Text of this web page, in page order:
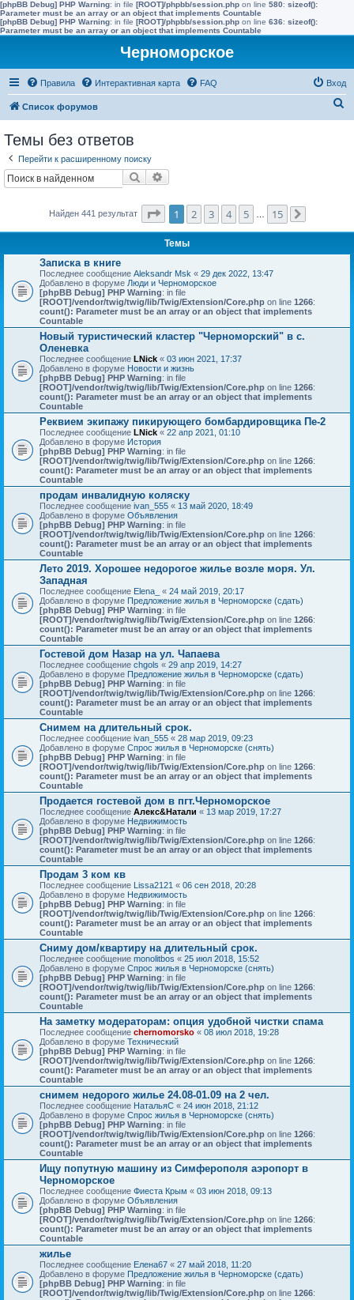
[phpBB Debug] PHP Warning: in file [ROOT]/phpbb/session.php on line 580: sizeof():
Parameter must be an array or an object that implements Countable
[phpBB Debug] PHP Warning: in file [ROOT]/phpbb/session.php on line 636: sizeof():
Parameter must be an array or an object that implements Countable
Черноморское
Правила Интерактивная карта FAQ Вход
Список форумов
Темы без ответов
Перейти к расширенному поиску
Поиск
Найден 441 результат Страница1 из
1 2 3 4 5 15
Темы
Записка в книге
Последнее сообщение Aleksandr Msk « 29 дек 2022, 13:47
Добавлено в форуме Люди и Черноморское
[phpBB Debug] PHP Warning: in file
[ROOT]/vendor/twig/twig/lib/Twig/Extension/Core.php on line 1266:
count(): Parameter must be an array or an object that implements
Countable
Новый туристический кластер "Черноморский" в с.
Оленевка
Последнее сообщение LNick « 03 июн 2021, 17:37
Добавлено в форуме Новости и жизнь
[phpBB Debug] PHP Warning: in file
[ROOT]/vendor/twig/twig/lib/Twig/Extension/Core.php on line 1266:
count(): Parameter must be an array or an object that implements
Countable
Реквием экипажу пикирующего бомбардировщика Пе-2
Последнее сообщение LNick « 22 апр 2021, 01:10
Добавлено в форуме История
[phpBB Debug] PHP Warning: in file
[ROOT]/vendor/twig/twig/lib/Twig/Extension/Core.php on line 1266:
count(): Parameter must be an array or an object that implements
Countable
продам инвалидную коляску
Последнее сообщение ivan_555 « 13 май 2020, 18:49
Добавлено в форуме Объявления
[phpBB Debug] PHP Warning: in file
[ROOT]/vendor/twig/twig/lib/Twig/Extension/Core.php on line 1266:
count(): Parameter must be an array or an object that implements
Countable
Лето 2019. Хорошее недорогое жилье возле моря. Ул.
Западная
Последнее сообщение Elena_ « 24 май 2019, 20:17
Добавлено в форуме Предложение жилья в Черноморске (сдать)
[phpBB Debug] PHP Warning: in file
[ROOT]/vendor/twig/twig/lib/Twig/Extension/Core.php on line 1266:
count(): Parameter must be an array or an object that implements
Countable
Гостевой дом Назар на ул. Чапаева
Последнее сообщение chgols « 29 апр 2019, 14:27
Добавлено в форуме Предложение жилья в Черноморске (сдать)
[phpBB Debug] PHP Warning: in file
[ROOT]/vendor/twig/twig/lib/Twig/Extension/Core.php on line 1266:
count(): Parameter must be an array or an object that implements
Countable
Снимем на длительный срок.
Последнее сообщение ivan_555 « 28 мар 2019, 09:23
Добавлено в форуме Спрос жилья в Черноморске (снять)
[phpBB Debug] PHP Warning: in file
[ROOT]/vendor/twig/twig/lib/Twig/Extension/Core.php on line 1266:
count(): Parameter must be an array or an object that implements
Countable
Продается гостевой дом в пгт.Черноморское
Последнее сообщение Алекс&Натали « 13 мар 2019, 17:27
Добавлено в форуме Недвижимость
[phpBB Debug] PHP Warning: in file
[ROOT]/vendor/twig/twig/lib/Twig/Extension/Core.php on line 1266:
count(): Parameter must be an array or an object that implements
Countable
Продам 3 ком кв
Последнее сообщение Lissa2121 « 06 сен 2018, 20:28
Добавлено в форуме Недвижимость
[phpBB Debug] PHP Warning: in file
[ROOT]/vendor/twig/twig/lib/Twig/Extension/Core.php on line 1266:
count(): Parameter must be an array or an object that implements
Countable
Сниму дом/квартиру на длительный срок.
Последнее сообщение monolitbos « 25 июл 2018, 15:52
Добавлено в форуме Спрос жилья в Черноморске (снять)
[phpBB Debug] PHP Warning: in file
[ROOT]/vendor/twig/twig/lib/Twig/Extension/Core.php on line 1266:
count(): Parameter must be an array or an object that implements
Countable
На заметку модераторам: опция удобной чистки спама
Последнее сообщение chernomorsko « 08 июл 2018, 19:28
Добавлено в форуме Технический
[phpBB Debug] PHP Warning: in file
[ROOT]/vendor/twig/twig/lib/Twig/Extension/Core.php on line 1266:
count(): Parameter must be an array or an object that implements
Countable
снимем недорого жилье 24.08-01.09 на 2 чел.
Последнее сообщение НатальяС « 24 июн 2018, 21:12
Добавлено в форуме Спрос жилья в Черноморске (снять)
[phpBB Debug] PHP Warning: in file
[ROOT]/vendor/twig/twig/lib/Twig/Extension/Core.php on line 1266:
count(): Parameter must be an array or an object that implements
Countable
Ищу попутную машину из Симферополя аэропорт в
Черноморское
Последнее сообщение Фиеста Крым « 03 июн 2018, 09:13
Добавлено в форуме Объявления
[phpBB Debug] PHP Warning: in file
[ROOT]/vendor/twig/twig/lib/Twig/Extension/Core.php on line 1266:
count(): Parameter must be an array or an object that implements
Countable
жилье
Последнее сообщение Елена67 « 27 май 2018, 11:20
Добавлено в форуме Предложение жилья в Черноморске (сдать)
[phpBB Debug] PHP Warning: in file
[ROOT]/vendor/twig/twig/lib/Twig/Extension/Core.php on line 1266: